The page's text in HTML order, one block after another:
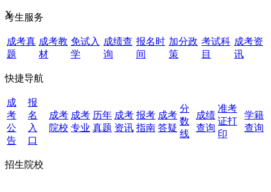
X
考生服务
成考真
题
成考教
材
免试入
学
成绩查
询
报名时
间
加分政
策
考试科
目
成考资
讯
快捷导航
成
考
公
告
报
名
入
口
成考
院校
成考
专业
历年
真题
成考
资讯
报考
指南
成考
答疑
分
数
线
成绩
查询
准考
证打
印
学籍
查询
招生院校